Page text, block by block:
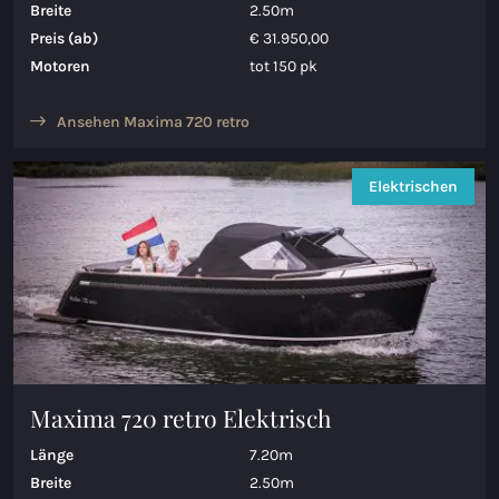
Breite
2.50m
Preis (ab)
€ 31.950,00
Motoren
tot 150 pk
Ansehen Maxima 720 retro
Maxima 720 retro Elektrisch
Länge
7.20m
Breite
2.50m
Elektrischen